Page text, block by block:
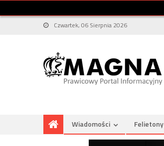
Czwartek, 06 Sierpnia 2026
Wiadomości Felietony